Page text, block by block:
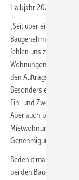
Halbjahr 2023.
„Seit über einem Jahr
fehlen uns zum Vorjahr
Wohnungen. Das ist
den Auftragseingängen
Besonders eklatant ist
Ein- und
Aber auch bei den
Mietwohnungsbereich
Genehmigungen rein.
Bedenkt man
bei den